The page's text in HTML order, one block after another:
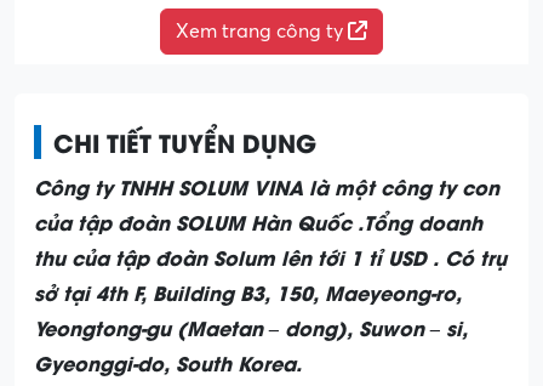
Xem trang công ty
CHI TIẾT TUYỂN DỤNG
Công ty TNHH SOLUM VINA là một công ty con
của tập đoàn SOLUM Hàn Quốc .Tổng doanh
thu của tập đoàn Solum lên tới 1 tỉ USD . Có trụ
sở tại 4th F, Building B3, 150, Maeyeong-ro,
Yeongtong-gu (Maetan – dong), Suwon – si,
Gyeonggi-do, South Korea.